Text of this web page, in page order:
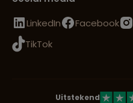
LinkedIn
Facebook
TikTok
Uitstekend